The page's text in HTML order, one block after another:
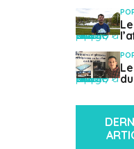
› Trouver un
Au Québec, le climat
" class="attachment-mvp-small-thumb size-mvp-small-thumb wp-post-image" alt="" />
" class="attachment-mvp-small-thumb size-mvp-small-thumb wp-post-image" alt="" />